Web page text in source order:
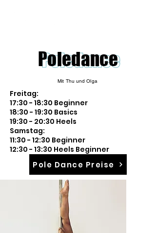
Poledance
Mit Thu und Olga
Freitag:
17:30 - 18:30 Beginner
18:30 - 19:30 Basics
19:30 - 20:30 Heels
Samstag:
11:30 - 12:30 Beginner
12:30 - 13:30 Heels Beginner
Pole Dance Preise